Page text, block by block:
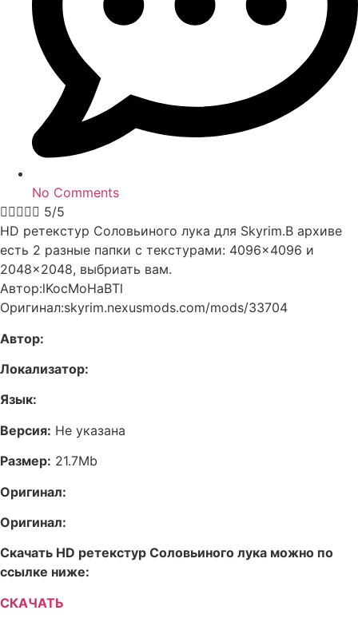
No Comments
 5/5
HD ретекстур Соловьиного лука для Skyrim.В архиве
есть 2 разные папки с текстурами: 4096×4096 и
2048×2048, выбриать вам.
Автор:lKocMoHaBTl
Оригинал:skyrim.nexusmods.com/mods/33704
Автор:
Локализатор:
Язык:
Версия: Не указана
Размер: 21.7Mb
Оригинал:
Оригинал:
Скачать HD ретекстур Соловьиного лука можно по
ссылке ниже:
СКАЧАТЬ